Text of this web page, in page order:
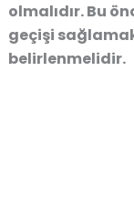
olmalıdır. Bu
geçişi
belirlenmelidir.